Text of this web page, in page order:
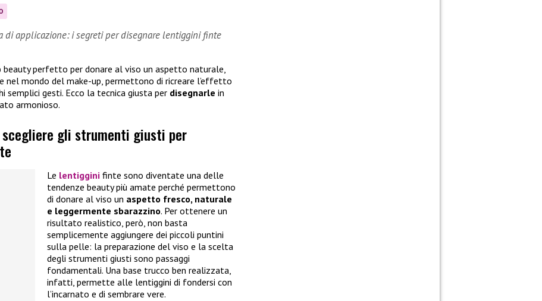
applicazione: i segreti per disegnare lentiggini finte
perfetto per donare al viso un aspetto naturale,
nel mondo del make-up, permettono di ricreare l’effetto
semplici gesti. Ecco la tecnica giusta per disegnarle in
armonioso.
scegliere gli strumenti giusti per
Le lentiggini finte sono diventate una delle
tendenze beauty più amate perché permettono
di donare al viso un aspetto fresco, naturale
e leggermente sbarazzino. Per ottenere un
risultato realistico, però, non basta
semplicemente aggiungere dei piccoli puntini
sulla pelle: la preparazione del viso e la scelta
degli strumenti giusti sono passaggi
fondamentali. Una base trucco ben realizzata,
infatti, permette alle lentiggini di fondersi con
l’incarnato e di sembrare vere.